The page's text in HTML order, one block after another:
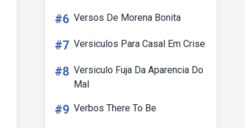
#6 Versos De Morena Bonita
#7 Versiculos Para Casal Em Crise
#8 Versiculo Fuja Da Aparencia Do
Mal
#9 Verbos There To Be